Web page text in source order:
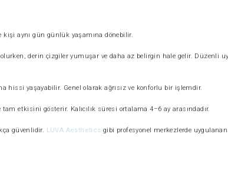
aynı gün günlük yaşamına dönebilir.
derin çizgiler yumuşar ve daha az belirgin hale gelir. Düzenli
hissi yaşayabilir. Genel olarak ağrısız ve konforlu bir işlemdir.
etkisini gösterir. Kalıcılık süresi ortalama 4–6 ay arasındadır.
güvenlidir. LUVA Aesthetics gibi profesyonel merkezlerde uygulanan